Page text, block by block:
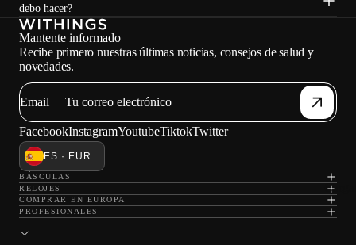
debo hacer?
Mantente informado
Recibe primero nuestras últimas noticias, consejos de salud y
novedades.
Email
FacebookInstagramYoutubeTiktokTwitter
ES · EUR
BÁSCULAS
RELOJES
COMPRAR EN EUROPA
PROFESIONALES